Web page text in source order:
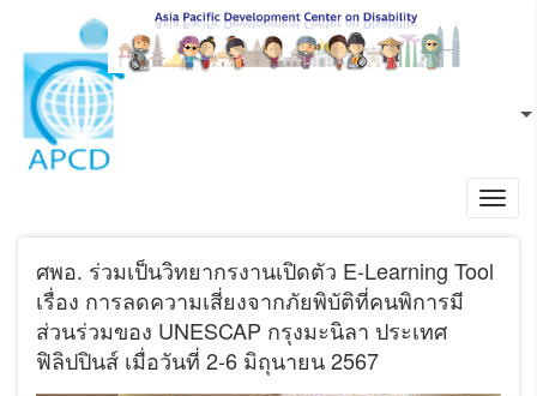
ข้ามไปยังเนื้อหาหลัก
TH
ศพอ. ร่วมเป็นวิทยากรงานเปิดตัว E-Learning Tool
เรื่อง การลดความเสี่ยงจากภัยพิบัติที่คนพิการมี
ส่วนร่วมของ UNESCAP กรุงมะนิลา ประเทศ
ฟิลิปปินส์ เมื่อวันที่ 2-6 มิถุนายน 2567